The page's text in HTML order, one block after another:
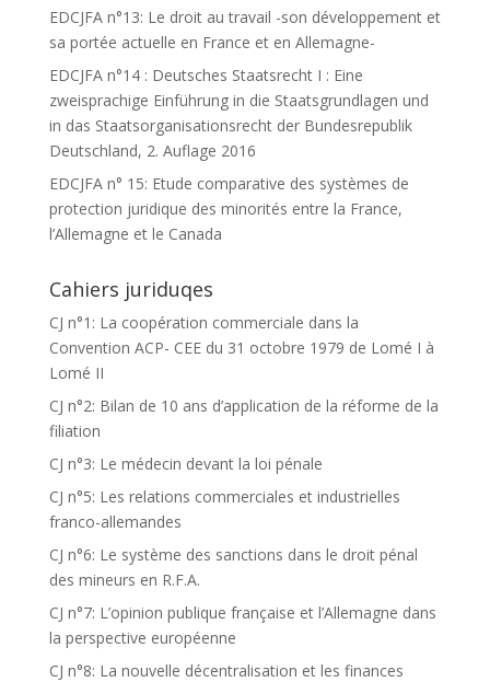
EDCJFA n°13: Le droit au travail -son développement et
sa portée actuelle en France et en Allemagne-
EDCJFA n°14 : Deutsches Staatsrecht I : Eine
zweisprachige Einführung in die Staatsgrundlagen und
in das Staatsorganisationsrecht der Bundesrepublik
Deutschland, 2. Auflage 2016
EDCJFA n° 15: Etude comparative des systèmes de
protection juridique des minorités entre la France,
l’Allemagne et le Canada
Cahiers juriduqes
CJ n°1: La coopération commerciale dans la
Convention ACP- CEE du 31 octobre 1979 de Lomé I à
Lomé II
CJ n°2: Bilan de 10 ans d’application de la réforme de la
filiation
CJ n°3: Le médecin devant la loi pénale
CJ n°5: Les relations commerciales et industrielles
franco-allemandes
CJ n°6: Le système des sanctions dans le droit pénal
des mineurs en R.F.A.
CJ n°7: L’opinion publique française et l’Allemagne dans
la perspective européenne
CJ n°8: La nouvelle décentralisation et les finances